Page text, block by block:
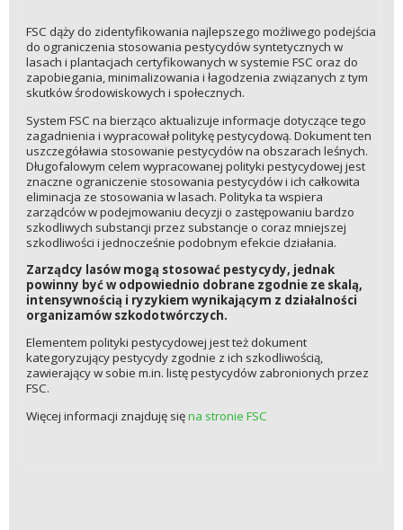
FSC dąży do zidentyfikowania najlepszego możliwego podejścia
do ograniczenia stosowania pestycydów syntetycznych w
lasach i plantacjach certyfikowanych w systemie FSC oraz do
zapobiegania, minimalizowania i łagodzenia związanych z tym
skutków środowiskowych i społecznych.
System FSC na bierząco aktualizuje informacje dotyczące tego
zagadnienia i wypracował politykę pestycydową. Dokument ten
uszczegóławia stosowanie pestycydów na obszarach leśnych.
Długofalowym celem wypracowanej polityki pestycydowej jest
znaczne ograniczenie stosowania pestycydów i ich całkowita
eliminacja ze stosowania w lasach. Polityka ta wspiera
zarządców w podejmowaniu decyzji o zastępowaniu bardzo
szkodliwych substancji przez substancje o coraz mniejszej
szkodliwości i jednocześnie podobnym efekcie działania.
Zarządcy lasów mogą stosować pestycydy, jednak
powinny być w odpowiednio dobrane zgodnie ze skalą,
intensywnością i ryzykiem wynikającym z działalności
organizamów szkodotwórczych.
Elementem polityki pestycydowej jest też dokument
kategoryzujący pestycydy zgodnie z ich szkodliwością,
zawierający w sobie m.in. listę pestycydów zabronionych przez
FSC.
Więcej informacji znajduję sięna stronie FSC